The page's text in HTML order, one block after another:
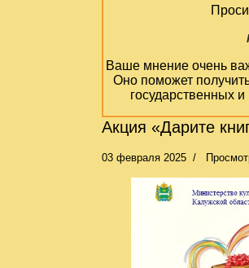
Ваше мнение очень
Оно поможет
государственных
Акция «Дарите
03 февраля 2025